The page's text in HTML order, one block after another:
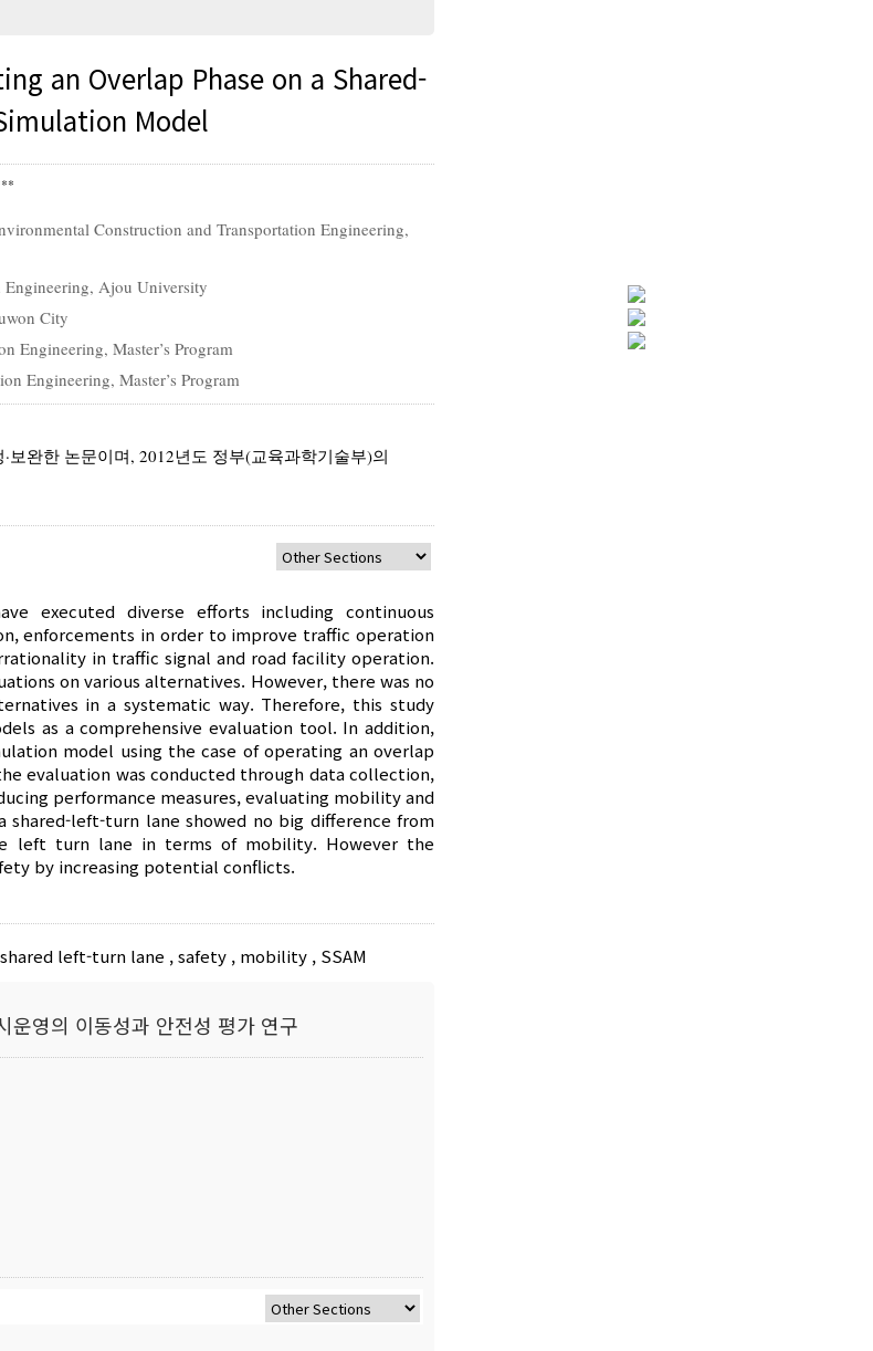
an Overlap Phase on a Shared-
Model
Construction and Transportation Engineering,
Engineering, Ajou University
City
Engineering, Master’s Program
Engineering, Master’s Program
완한 논문이며, 2012년도 정부(교육과학기술부)의
executed diverse efforts including continuous
enforcements in order to improve traffic operation
in traffic signal and road facility operation.
on various alternatives. However, there was no
in a systematic way. Therefore, this study
as a comprehensive evaluation tool. In addition,
model using the case of operating an overlap
evaluation was conducted through data collection,
performance measures, evaluating mobility and
shared-left-turn lane showed no big difference from
left turn lane in terms of mobility. However the
by increasing potential conflicts.
shared left-turn lane ,safety , mobility , SSAM
운영의 이동성과 안전성 평가 연구